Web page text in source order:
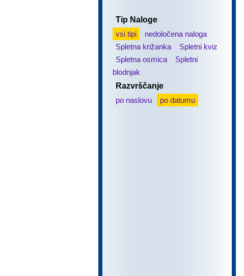
Tip Naloge
vsi tipi
nedoločena naloga
Spletna križanka
Spletni kviz
Spletna osmica
Spletni
blodnjak
Razvrščanje
po naslovu
po datumu